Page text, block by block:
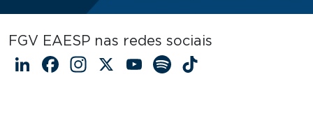
FGV EAESP nas redes sociais
LinkedIn
Facebook
Instagram
X YouTube
Spotify